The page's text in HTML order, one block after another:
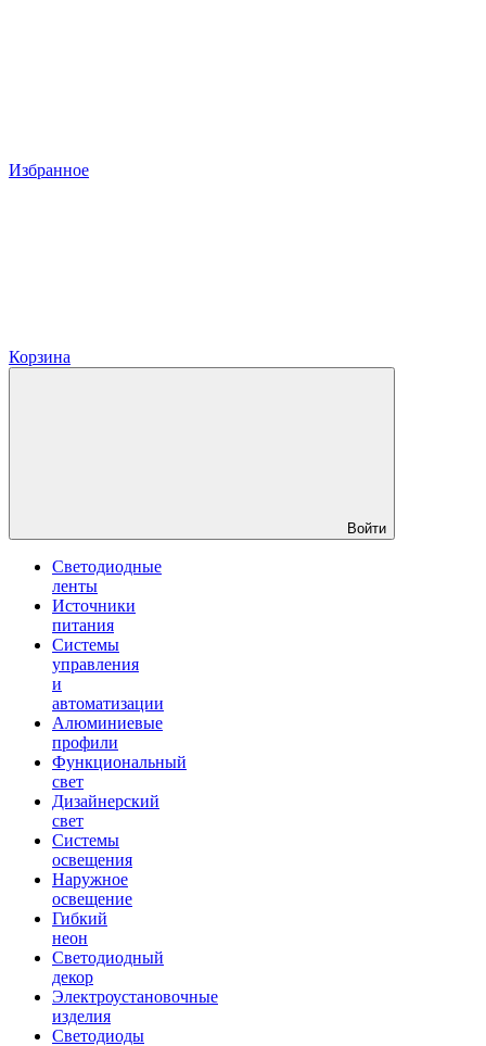
Избранное
Корзина
Войти
Светодиодные
ленты
Источники
питания
Системы
управления
и
автоматизации
Алюминиевые
профили
Функциональный
свет
Дизайнерский
свет
Системы
освещения
Наружное
освещение
Гибкий
неон
Светодиодный
декор
Электроустановочные
изделия
Светодиоды